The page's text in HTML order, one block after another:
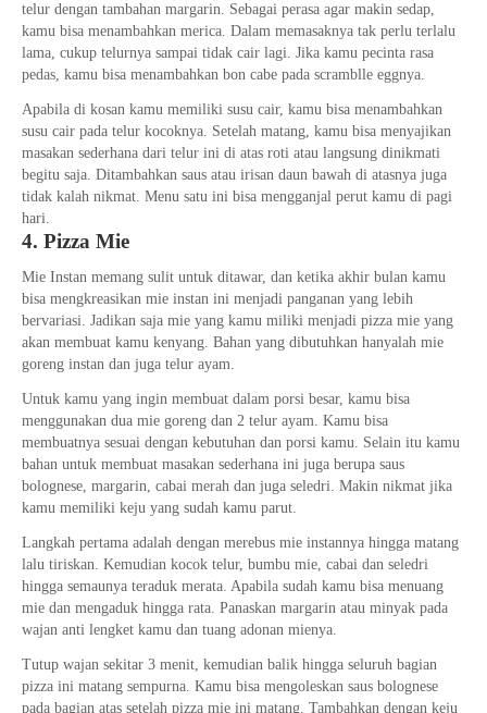
telur dengan tambahan margarin. Sebagai perasa agar makin sedap,
kamu bisa menambahkan merica. Dalam memasaknya tak perlu terlalu
lama, cukup telurnya sampai tidak cair lagi. Jika kamu pecinta rasa
pedas, kamu bisa menambahkan bon cabe pada scramblle eggnya.
Apabila di kosan kamu memiliki susu cair, kamu bisa menambahkan
susu cair pada telur kocoknya. Setelah matang, kamu bisa menyajikan
masakan sederhana dari telur ini di atas roti atau langsung dinikmati
begitu saja. Ditambahkan saus atau irisan daun bawah di atasnya juga
tidak kalah nikmat. Menu satu ini bisa mengganjal perut kamu di pagi
hari.
4. Pizza Mie
Mie Instan memang sulit untuk ditawar, dan ketika akhir bulan kamu
bisa mengkreasikan mie instan ini menjadi panganan yang lebih
bervariasi. Jadikan saja mie yang kamu miliki menjadi pizza mie yang
akan membuat kamu kenyang. Bahan yang dibutuhkan hanyalah mie
goreng instan dan juga telur ayam.
Untuk kamu yang ingin membuat dalam porsi besar, kamu bisa
menggunakan dua mie goreng dan 2 telur ayam. Kamu bisa
membuatnya sesuai dengan kebutuhan dan porsi kamu. Selain itu kamu
bahan untuk membuat masakan sederhana ini juga berupa saus
bolognese, margarin, cabai merah dan juga seledri. Makin nikmat jika
kamu memiliki keju yang sudah kamu parut.
Langkah pertama adalah dengan merebus mie instannya hingga matang
lalu tiriskan. Kemudian kocok telur, bumbu mie, cabai dan seledri
hingga semaunya teraduk merata. Apabila sudah kamu bisa menuang
mie dan mengaduk hingga rata. Panaskan margarin atau minyak pada
wajan anti lengket kamu dan tuang adonan mienya.
Tutup wajan sekitar 3 menit, kemudian balik hingga seluruh bagian
pizza ini matang sempurna. Kamu bisa mengoleskan saus bolognese
pada bagian atas setelah pizza mie ini matang. Tambahkan dengan keju